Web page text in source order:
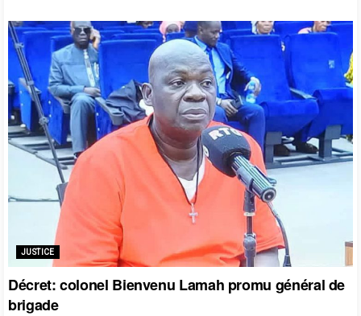
JUSTICE
Décret: colonel Bienvenu Lamah promu général de
brigade